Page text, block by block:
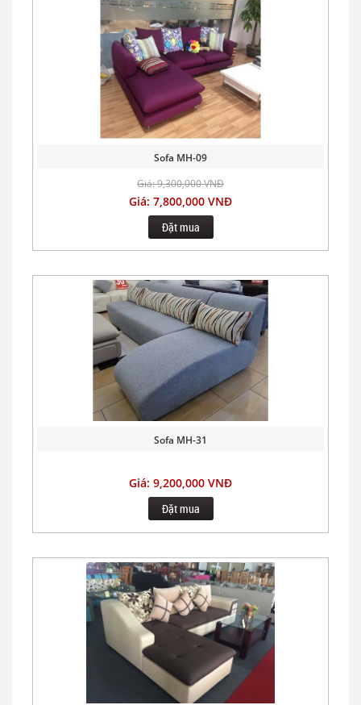
Sofa MH-09
Giá: 9,300,000 VNĐ
Giá: 7,800,000 VNĐ
Đặt mua
Sofa MH-31
Giá: 9,200,000 VNĐ
Đặt mua